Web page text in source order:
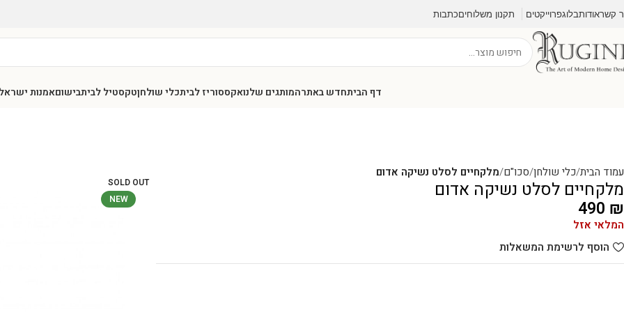
קשראודותבלוגפרוייקטים תקנון משלוחיםכתבות
דף הביתחדש באתרהמותגים שלנואקססוריז לביתכלי שולחןטקסטיל לביתבישוםאמנות
SOLD OUT
NEW
עמוד הבית כלי שולחן סכו"ם מלקחיים לסלט נשיקה אדום
מלקחיים לסלט נשיקה אדום
490 ₪
המלאי אזל
הוסף לרשימת המשאלות